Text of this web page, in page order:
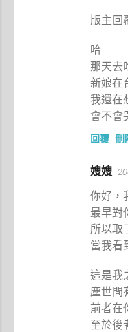
版主回
哈
那天去
新娘在
我還在
會不會
回覆 刪
嫂嫂
你好，
最早對
所以取
當我看
這是我
塵世間
前者在
至於後